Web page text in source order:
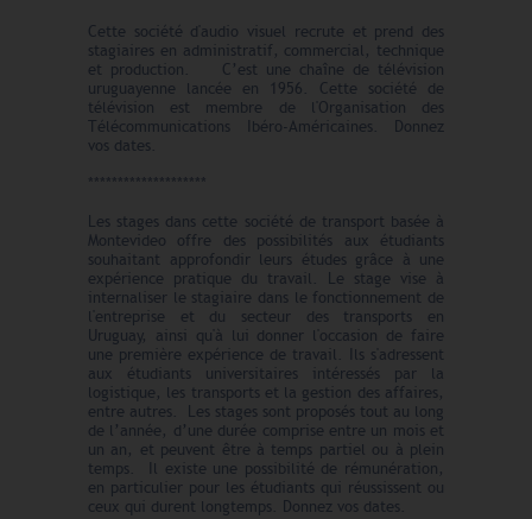
Cette société d'audio visuel recrute et prend des
stagiaires en administratif, commercial, technique
et production. C’est une chaîne de télévision
uruguayenne lancée en 1956. Cette société de
télévision est membre de l'Organisation des
Télécommunications Ibéro-Américaines. Donnez
vos dates.
Les stages dans cette société de transport basée à
Montevideo offre des possibilités aux étudiants
souhaitant approfondir leurs études grâce à une
expérience pratique du travail. Le stage vise à
internaliser le stagiaire dans le fonctionnement de
l'entreprise et du secteur des transports en
Uruguay, ainsi qu'à lui donner l'occasion de faire
une première expérience de travail. Ils s'adressent
aux étudiants universitaires intéressés par la
logistique, les transports et la gestion des affaires,
entre autres. Les stages sont proposés tout au long
de l’année, d’une durée comprise entre un mois et
un an, et peuvent être à temps partiel ou à plein
temps. Il existe une possibilité de rémunération,
en particulier pour les étudiants qui réussissent ou
ceux qui durent longtemps. Donnez vos dates.